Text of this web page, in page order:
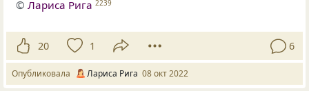
©Лариса Рига 2239
20 1 6
Опубликовала Лариса Рига 08 окт 2022